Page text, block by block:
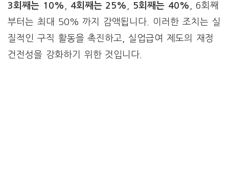
3회째는 10%
4회째는 25% 5회째는 40%
, 6회째
부터는 최대 50% 까지 감액됩니다. 이러한 조치는 실
질적인 구직 활동을 촉진하고, 실업급여 제도의 재정
건전성을 강화하기 위한 것입니다.